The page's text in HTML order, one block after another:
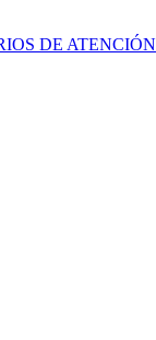
DE ATENCIÓN